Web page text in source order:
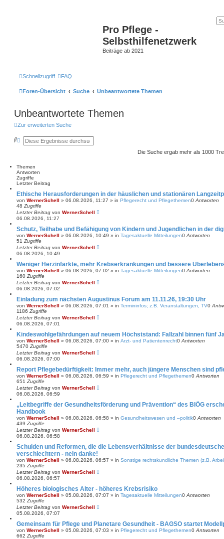
Pro Pflege -
Selbsthilfenetzwerk
Beiträge ab 2021
Schnellzugriff FAQ
Foren-Übersicht Suche Unbeantwortete Themen
Unbeantwortete Themen
Zur erweiterten Suche
S E
t
e
r
t
e
S
u
c
h
Die Suche ergab mehr als 1000
Themen
Antworten
Zugriffe
Letzter Beitrag
Ethische Herausforderungen in der häuslichen und stationären
von WernerSchell » 06.08.2026, 11:27 » in Pflegerecht und Pflegethemen0 Antworten
48 Zugriffe
Letzter Beitrag von WernerSchell
06.08.2026, 11:27
Schutz, Teilhabe und Befähigung von Kindern und Jugendlichen in der
von WernerSchell » 06.08.2026, 10:49 » in Tagesaktuelle Mitteilungen0 Antworten
51 Zugriffe
Letzter Beitrag von WernerSchell
06.08.2026, 10:49
Weniger Herzinfarkte, mehr Krebserkrankungen und bessere
von WernerSchell » 06.08.2026, 07:02 » in Tagesaktuelle Mitteilungen0 Antworten
160 Zugriffe
Letzter Beitrag von WernerSchell
06.08.2026, 07:02
Einladung zum nächsten Augustinus Forum am 11.11.26, 19:30 Uhr
von WernerSchell » 06.08.2026, 07:01 » in Termininfos; z.B. Veranstaltungen, TV0
1186 Zugriffe
Letzter Beitrag von WernerSchell
06.08.2026, 07:01
Kindeswohlgefährdungen auf neuem Höchststand: Fallzahl binnen fünf
von WernerSchell » 06.08.2026, 07:00 » in Arzt- und Patientenrecht0 Antworten
5470 Zugriffe
Letzter Beitrag von WernerSchell
06.08.2026, 07:00
Report Pflegebedürftigkeit: Immer mehr, auch jüngere Menschen sind
von WernerSchell » 06.08.2026, 06:59 » in Pflegerecht und Pflegethemen0 Antworten
651 Zugriffe
Letzter Beitrag von WernerSchell
06.08.2026, 06:59
„Leitbegriffe der Gesundheitsförderung und Prävention“ des BIÖG
Handbook
von WernerSchell » 06.08.2026, 06:58 » in Gesundheitswesen und –politik0 Antworten
439 Zugriffe
Letzter Beitrag von WernerSchell
06.08.2026, 06:58
Schulden und Reformen, die die Lebensverhältnisse der
verschlechtern - nein danke!
von WernerSchell » 06.08.2026, 06:57 » in Sonstige rechtskundliche Themen (z.B.
235 Zugriffe
Letzter Beitrag von WernerSchell
06.08.2026, 06:57
Höheres biologisches Alter - höheres Krebsrisiko
von WernerSchell » 05.08.2026, 07:07 » in Tagesaktuelle Mitteilungen0 Antworten
532 Zugriffe
Letzter Beitrag von WernerSchell
05.08.2026, 07:07
Gemeinsam für Pflege und Planetare Gesundheit - BAGSO startet
von WernerSchell » 05.08.2026, 07:03 » in Pflegerecht und Pflegethemen0 Antworten
662 Zugriffe